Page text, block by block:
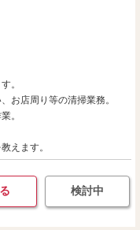
。
お店周り等の清掃業務。
。
えます。
検討中